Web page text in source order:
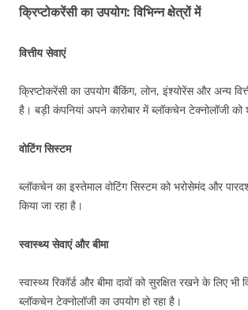
क्रिप्टोकरेंसी का उपयोग: विभिन्न क्षेत्रों में
वित्तीय सेवाएं
क्रिप्टोकरेंसी का उपयोग बैंकिंग, लोन, इंश्योरेंस और अन्य
है। बड़ी कंपनियां अपने कारोबार में ब्लॉकचेन टेक्नोलॉजी को
वोटिंग सिस्टम
ब्लॉकचेन का इस्तेमाल वोटिंग सिस्टम को भरोसेमंद और
किया जा रहा है।
स्वास्थ्य सेवाएं और बीमा
स्वास्थ्य रिकॉर्ड और बीमा दावों को सुरक्षित रखने के लिए भी
ब्लॉकचेन टेक्नोलॉजी का उपयोग हो रहा है।